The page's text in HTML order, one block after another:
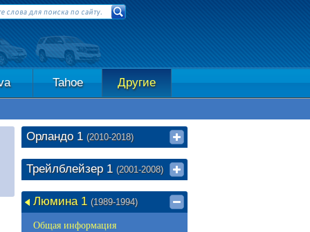
Tahoe Другие
Орландо 1 (2010-2018)
Трейлблейзер 1 (2001-2008)
Люмина 1 (1989-1994)
Общая информация